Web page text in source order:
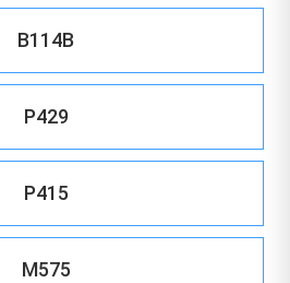
B114B
P429
P415
M575